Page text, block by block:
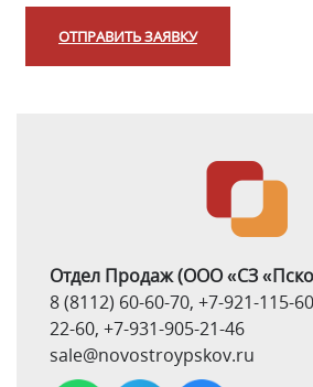
ОТПРАВИТЬ ЗАЯВКУ
Отдел Продаж(ООО «СЗ
8 (8112) 60-60-70, +7-921-115-
22-60, +7-931-905-21-46
sale@novostroypskov.ru